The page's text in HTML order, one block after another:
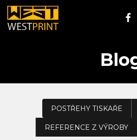
POSTŘEHY TISKAŘE
REFERENCE Z VÝROBY